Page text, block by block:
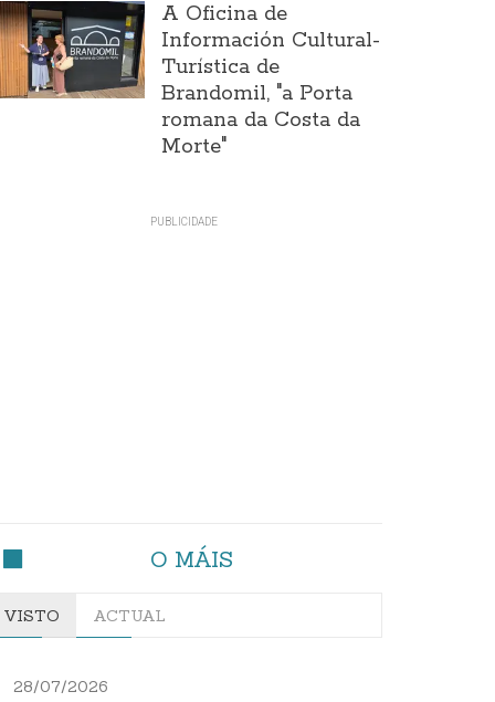
A Oficina de
Información Cultural-
Turística de
Brandomil, "a Porta
romana da Costa da
Morte"
O MÁIS
VISTO ACTUAL
28/07/2026